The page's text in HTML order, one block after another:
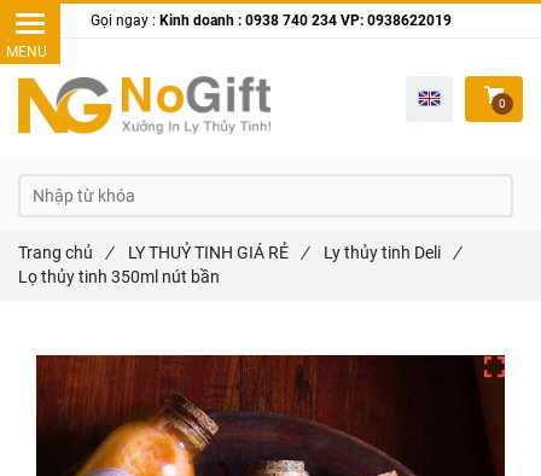
Trang chủ / LY THUỶ TINH GIÁ RẺ / Ly thủy tinh Deli /
Lọ thủy tinh 350ml nút bần
Gọi ngay : Kinh doanh : 0938 740 234 VP: 0938622019
0